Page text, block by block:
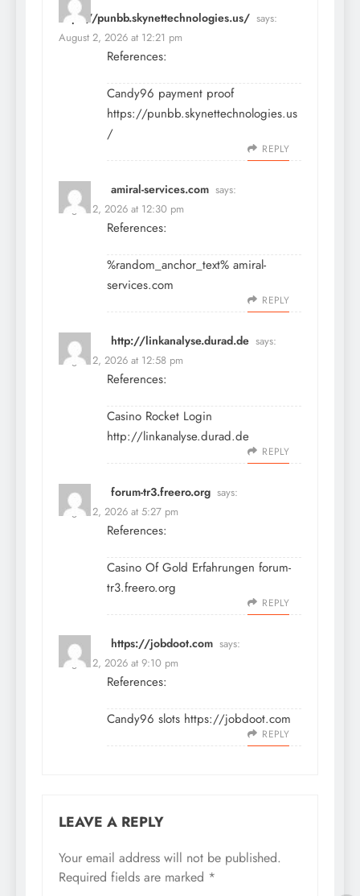
https://punbb.skynettechnologies.us/ says:
August 2, 2026 at 12:21 pm
References:
Candy96 payment proof
https://punbb.skynettechnologies.us
/
REPLY
amiral-services.com says:
August 2, 2026 at 12:30 pm
References:
%random_anchor_text% amiral-
services.com
REPLY
http://linkanalyse.durad.de says:
August 2, 2026 at 12:58 pm
References:
Casino Rocket Login
http://linkanalyse.durad.de
REPLY
forum-tr3.freero.org says:
August 2, 2026 at 5:27 pm
References:
Casino Of Gold Erfahrungen forum-
tr3.freero.org
REPLY
https://jobdoot.com says:
August 2, 2026 at 9:10 pm
References:
Candy96 slots https://jobdoot.com
REPLY
LEAVE A REPLY
Your email address will not be published.
Required fields are marked *